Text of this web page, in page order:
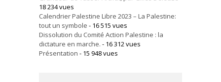
18 234 vues
Calendrier Palestine Libre 2023 – La Palestine:
tout un symbole - 16 515 vues
Dissolution du Comité Action Palestine : la
dictature en marche. - 16 312 vues
Présentation - 15 948 vues